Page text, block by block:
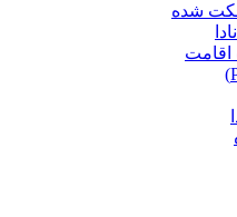
شده
اقامت